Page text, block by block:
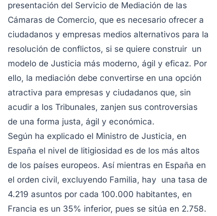
presentación del Servicio de Mediación de las
Cámaras de Comercio, que es necesario ofrecer a
ciudadanos y empresas medios alternativos para la
resolución de conflictos, si se quiere construir un
modelo de Justicia más moderno, ágil y eficaz. Por
ello, la mediación debe convertirse en una opción
atractiva para empresas y ciudadanos que, sin
acudir a los Tribunales, zanjen sus controversias
de una forma justa, ágil y económica.
Según ha explicado el Ministro de Justicia, en
España el nivel de litigiosidad es de los más altos
de los países europeos. Así mientras en España en
el orden civil, excluyendo Familia, hay una tasa de
4.219 asuntos por cada 100.000 habitantes, en
Francia es un 35% inferior, pues se sitúa en 2.758.